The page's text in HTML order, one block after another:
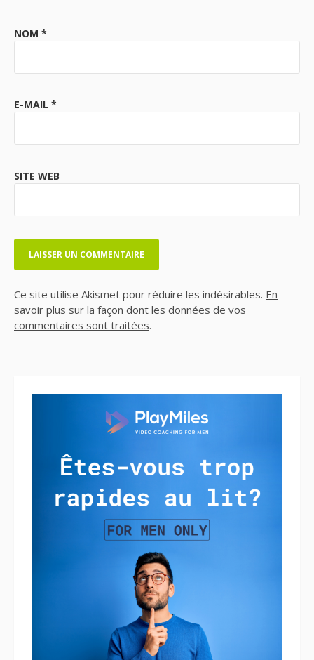
NOM *
E-MAIL *
SITE WEB
Ce site utilise Akismet pour réduire les indésirables. En
savoir plus sur la façon dont les données de vos
commentaires sont traitées.